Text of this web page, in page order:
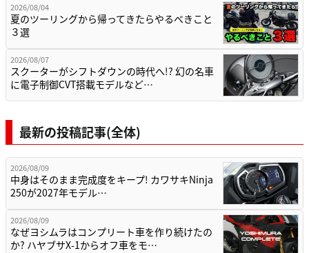
2026/08/04
夏のツーリングから帰ってきたらやるべきこと
３選
2026/08/07
スクーターがシフトダウンの時代へ!? 幻の名車
に電子制御CVT搭載モデルなど…
最新の投稿記事(全体)
2026/08/09
中身はそのまま完成度をキープ! カワサキNinja
250が2027年モデル…
2026/08/09
なぜヨシムラはコンプリート車を作り続けたの
か? ハヤブサX-1からオフ車をモ…